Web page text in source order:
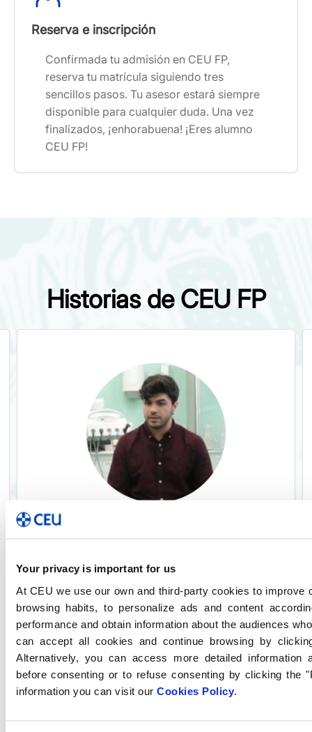
Your privacy is important for us
At CEU we use our own and third-party cookies to improve
browsing habits, to personalize ads and content
performance and obtain information about the audiences
can accept all cookies and continue browsing by
Alternatively, you can access more detailed information
before consenting or to refuse consenting by clicking the
information you can visit our Cookies Policy
Reserva e inscripción
Confirmada tu admisión en CEU FP,
reserva tu matrícula siguiendo tres
sencillos pasos. Tu asesor estará siempre
disponible para cualquier duda. Una vez
finalizados, ¡enhorabuena! ¡Eres alumno
CEU FP!
Historias de CEU FP
Destacaría de mi formación el
profesorado. El hecho de que sean
profesionales del sector nos ayuda a
conectar con el mundo laboral.